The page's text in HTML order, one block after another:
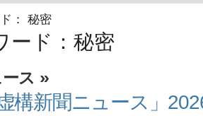
： 秘密
ード：秘密
ス »
構新聞ニュース」